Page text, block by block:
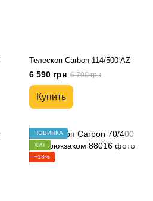
Телескоп Carbon 114/500 AZ
6 590 грн 6 790 грн
Купить
НОВИНКА
ХИТ
−18%